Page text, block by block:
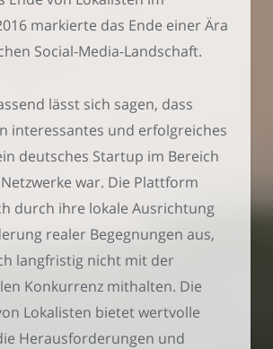
markierte das Ende einer Ära
Social-Media-Landschaft.
lässt sich sagen, dass
interessantes und erfolgreiches
deutsches Startup im Bereich
war. Die Plattform
durch ihre lokale Ausrichtung
realer Begegnungen aus,
langfristig nicht mit der
Konkurrenz mithalten. Die
Lokalisten bietet wertvolle
Herausforderungen und